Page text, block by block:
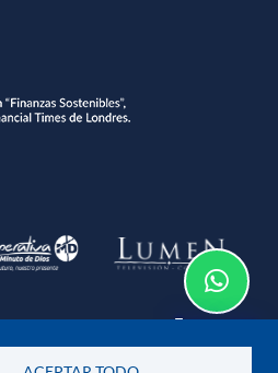
Te asesoramos